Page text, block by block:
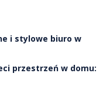
i stylowe biuro w
przestrzeń w domu: